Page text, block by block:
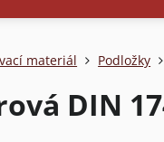
materiál Podložky
DIN